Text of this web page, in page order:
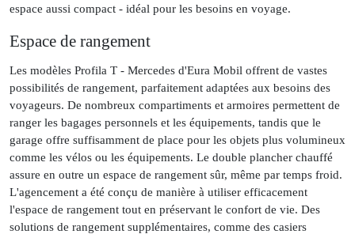
espace aussi compact - idéal pour les besoins en voyage.
Espace de rangement
Les modèles Profila T - Mercedes d'Eura Mobil offrent de vastes
possibilités de rangement, parfaitement adaptées aux besoins des
voyageurs. De nombreux compartiments et armoires permettent de
ranger les bagages personnels et les équipements, tandis que le
garage offre suffisamment de place pour les objets plus volumineux
comme les vélos ou les équipements. Le double plancher chauffé
assure en outre un espace de rangement sûr, même par temps froid.
L'agencement a été conçu de manière à utiliser efficacement
l'espace de rangement tout en préservant le confort de vie. Des
solutions de rangement supplémentaires, comme des casiers